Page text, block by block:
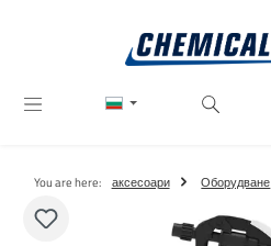
You are here: аксесоари Оборудване
Пропуснете галерия с изображения